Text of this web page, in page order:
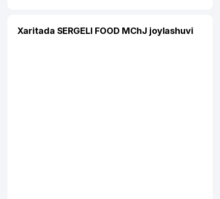
Xaritada SERGELI FOOD MChJ joylashuvi